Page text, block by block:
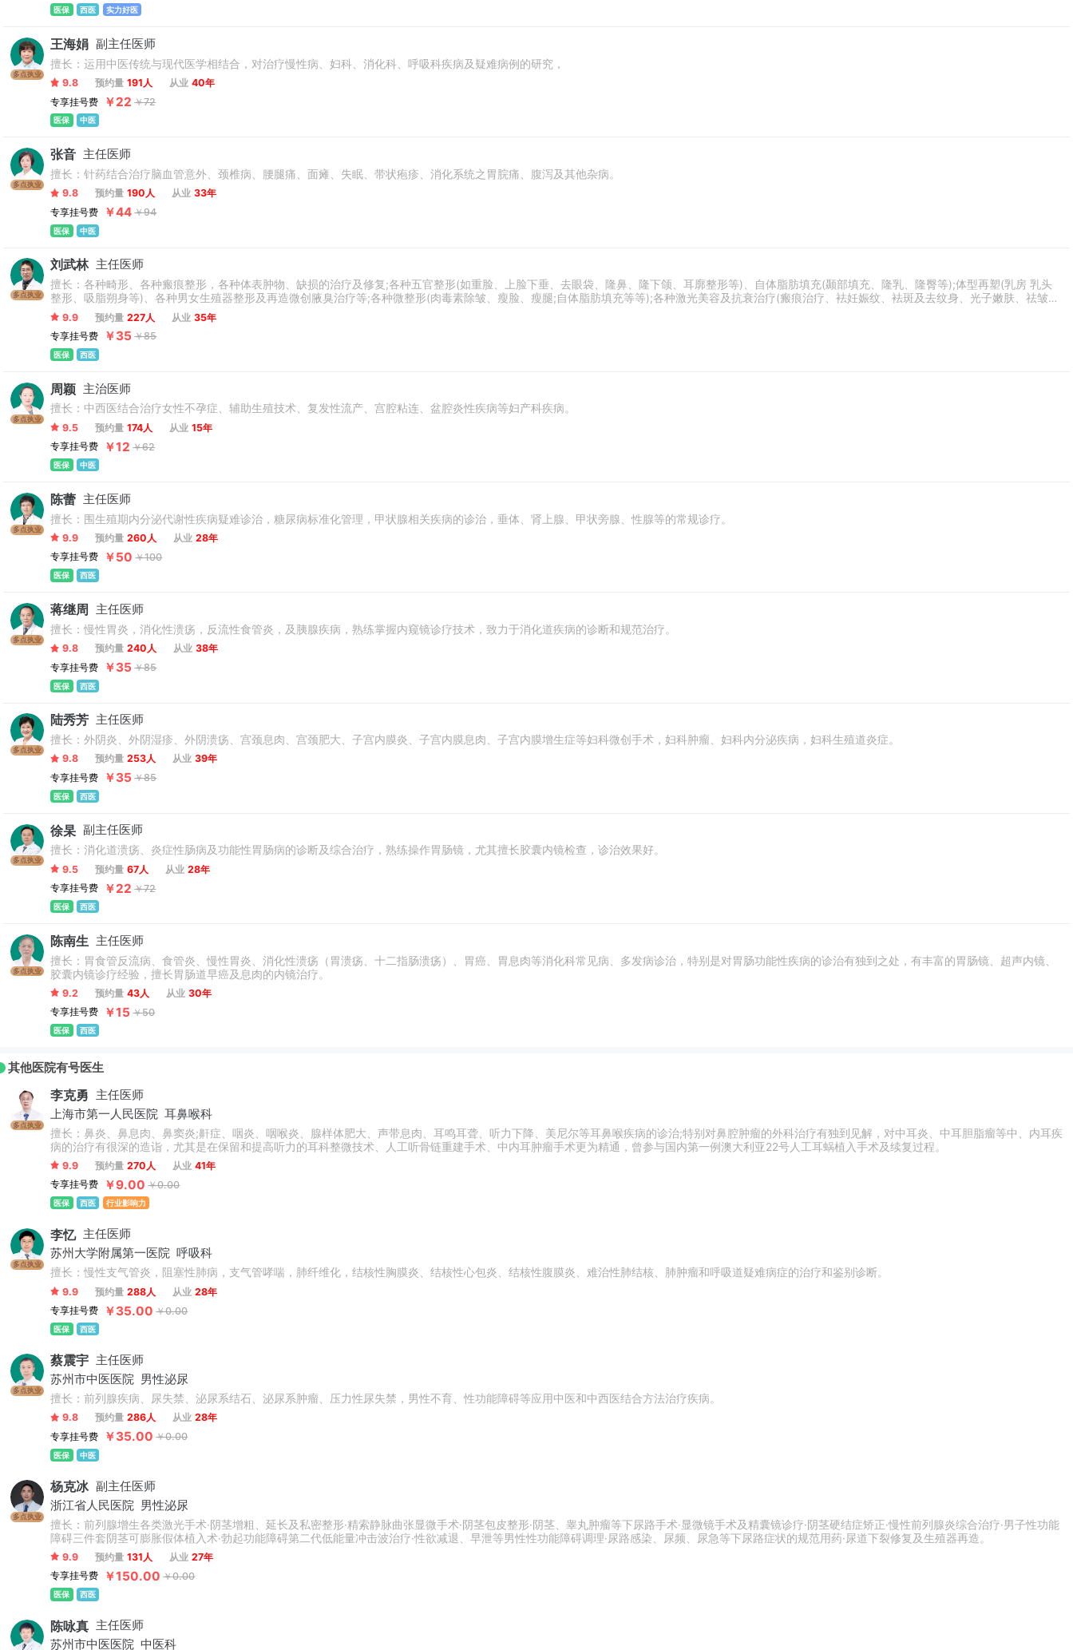
医保 西医 实力好医
多点执业
王海娟 副主任医师
擅长：运用中医传统与现代医学相结合，对治疗慢性病、妇科、消化科、呼吸科疾病及疑难病例的研究，
9.8 预约量 191人 从业 40年
专享挂号费
￥22 ￥72
医保 中医
多点执业
张音 主任医师
擅长：针药结合治疗脑血管意外、颈椎病、腰腿痛、面瘫、失眠、带状疱疹、消化系统之胃脘痛、腹泻及其他杂病。
9.8 预约量 190人 从业 33年
专享挂号费
￥44 ￥94
医保 中医
多点执业
刘武林 主任医师
擅长：各种畸形、各种瘢痕整形，各种体表肿物、缺损的治疗及修复;各种五官整形(如重脸、上脸下垂、去眼袋、隆鼻、隆下颌、耳廓整形等)、自体脂肪填充(颞部填充、隆乳、隆臀等);体型再塑(乳房 乳头
整形、吸脂朔身等)、各种男女生殖器整形及再造微创腋臭治疗等;各种微整形(肉毒素除皱、瘦脸、瘦腿;自体脂肪填充等等);各种激光美容及抗衰治疗(瘢痕治疗、袪妊娠纹、袪斑及去纹身、光子嫩肤、祛皱及
紧肤、脱毛、美白)等等。
9.9 预约量 227人 从业 35年
专享挂号费
￥35 ￥85
医保 西医
多点执业
周颖 主治医师
擅长：中西医结合治疗女性不孕症、辅助生殖技术、复发性流产、宫腔粘连、盆腔炎性疾病等妇产科疾病。
9.5 预约量 174人 从业 15年
专享挂号费
￥12 ￥62
医保 中医
多点执业
陈蕾 主任医师
擅长：围生殖期内分泌代谢性疾病疑难诊治，糖尿病标准化管理，甲状腺相关疾病的诊治，垂体、肾上腺、甲状旁腺、性腺等的常规诊疗。
9.9 预约量 260人 从业 28年
专享挂号费
￥50 ￥100
医保 西医
多点执业
蒋继周 主任医师
擅长：慢性胃炎，消化性溃疡，反流性食管炎，及胰腺疾病，熟练掌握内窥镜诊疗技术，致力于消化道疾病的诊断和规范治疗。
9.8 预约量 240人 从业 38年
专享挂号费
￥35 ￥85
医保 西医
多点执业
陆秀芳 主任医师
擅长：外阴炎、外阴湿疹、外阴溃疡、宫颈息肉、宫颈肥大、子宫内膜炎、子宫内膜息肉、子宫内膜增生症等妇科微创手术，妇科肿瘤、妇科内分泌疾病，妇科生殖道炎症。
9.8 预约量 253人 从业 39年
专享挂号费
￥35 ￥85
医保 西医
多点执业
徐杲 副主任医师
擅长：消化道溃疡、炎症性肠病及功能性胃肠病的诊断及综合治疗，熟练操作胃肠镜，尤其擅长胶囊内镜检查，诊治效果好。
9.5 预约量 67人 从业 28年
专享挂号费
￥22 ￥72
医保 西医
多点执业
陈南生 主任医师
擅长：胃食管反流病、食管炎、慢性胃炎、消化性溃疡（胃溃疡、十二指肠溃疡）、胃癌、胃息肉等消化科常见病、多发病诊治，特别是对胃肠功能性疾病的诊治有独到之处，有丰富的胃肠镜、超声内镜、
胶囊内镜诊疗经验，擅长胃肠道早癌及息肉的内镜治疗。
9.2 预约量 43人 从业 30年
专享挂号费
￥15 ￥50
医保 西医
其他医院有号医生
多点执业
李克勇 主任医师
上海市第一人民医院 耳鼻喉科
擅长：鼻炎、鼻息肉、鼻窦炎;鼾症、咽炎、咽喉炎、腺样体肥大、声带息肉、耳鸣耳聋、听力下降、美尼尔等耳鼻喉疾病的诊治;特别对鼻腔肿瘤的外科治疗有独到见解，对中耳炎、中耳胆脂瘤等中、内耳疾
病的治疗有很深的造诣，尤其是在保留和提高听力的耳科整微技术、人工听骨链重建手术、中内耳肿瘤手术更为精通，曾参与国内第一例澳大利亚22号人工耳蜗植入手术及续复过程。
9.9 预约量 270人 从业 41年
专享挂号费
￥9.00 ￥0.00
医保 西医 行业影响力
多点执业
李忆 主任医师
苏州大学附属第一医院 呼吸科
擅长：慢性支气管炎，阻塞性肺病，支气管哮喘，肺纤维化，结核性胸膜炎、结核性心包炎、结核性腹膜炎、难治性肺结核、肺肿瘤和呼吸道疑难病症的治疗和鉴别诊断。
9.9 预约量 288人 从业 28年
专享挂号费
￥35.00 ￥0.00
医保 西医
多点执业
蔡震宇 主任医师
苏州市中医医院
男性泌尿
擅长：前列腺疾病、尿失禁、泌尿系结石、泌尿系肿瘤、压力性尿失禁，男性不育、性功能障碍等应用中医和中西医结合方法治疗疾病。
9.8 预约量 286人 从业 28年
专享挂号费
￥35.00 ￥0.00
医保 中医
多点执业
杨克冰 副主任医师
浙江省人民医院
男性泌尿
擅长：前列腺增生各类激光手术·阴茎增粗、延长及私密整形·精索静脉曲张显微手术·阴茎包皮整形·阴茎、睾丸肿瘤等下尿路手术·显微镜手术及精囊镜诊疗·阴茎硬结症矫正·慢性前列腺炎综合治疗·男子性功能
障碍三件套阴茎可膨胀假体植入术·勃起功能障碍第二代低能量冲击波治疗·性欲减退、早泄等男性性功能障碍调理·尿路感染、尿频、尿急等下尿路症状的规范用药·尿道下裂修复及生殖器再造。
9.9 预约量 131人 从业 27年
专享挂号费
￥150.00 ￥0.00
医保 西医
陈咏真 主任医师
苏州市中医医院 中医科